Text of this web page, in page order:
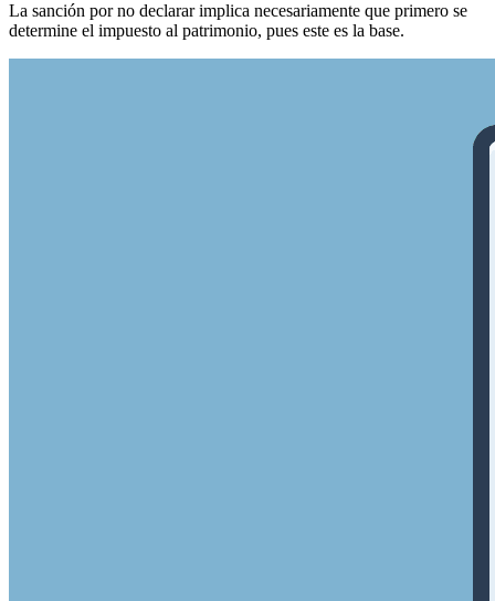
La sanción por no declarar implica necesariamente que primero se
determine el impuesto al patrimonio, pues este es la base.